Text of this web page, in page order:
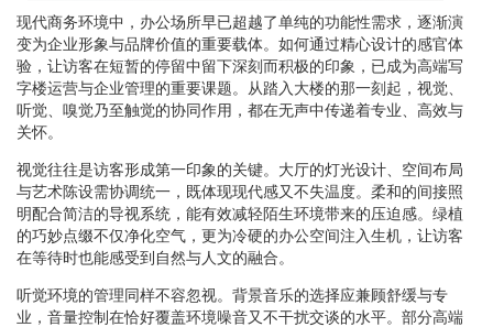
现代商务环境中，办公场所早已超越了单纯的功能性需求，逐渐演
变为企业形象与品牌价值的重要载体。如何通过精心设计的感官体
验，让访客在短暂的停留中留下深刻而积极的印象，已成为高端写
字楼运营与企业管理的重要课题。从踏入大楼的那一刻起，视觉、
听觉、嗅觉乃至触觉的协同作用，都在无声中传递着专业、高效与
关怀。
视觉往往是访客形成第一印象的关键。大厅的灯光设计、空间布局
与艺术陈设需协调统一，既体现现代感又不失温度。柔和的间接照
明配合简洁的导视系统，能有效减轻陌生环境带来的压迫感。绿植
的巧妙点缀不仅净化空气，更为冷硬的办公空间注入生机，让访客
在等待时也能感受到自然与人文的融合。
听觉环境的管理同样不容忽视。背景音乐的选择应兼顾舒缓与专
业，音量控制在恰好覆盖环境噪音又不干扰交谈的水平。部分高端